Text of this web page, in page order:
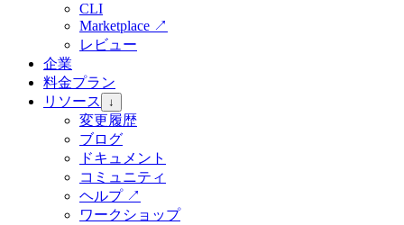
CLI
Marketplace ↗
レビュー
企業
料金プラン
リソース
↓
変更履歴
ブログ
ドキュメント
コミュニティ
ヘルプ↗
ワークショップ